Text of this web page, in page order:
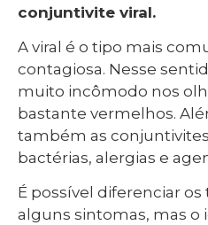
conjuntivite viral.
A viral é o tipo mais
contagiosa. Nesse
muito incômodo nos
bastante vermelhos.
também as
bactérias, alergias e
É possível diferenciar
alguns sintomas, mas o